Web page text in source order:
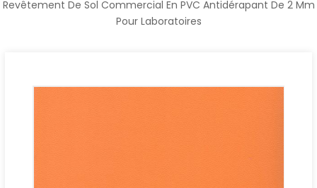
Revêtement De Sol Commercial En PVC Antidérapant De 2 Mm
Pour Laboratoires